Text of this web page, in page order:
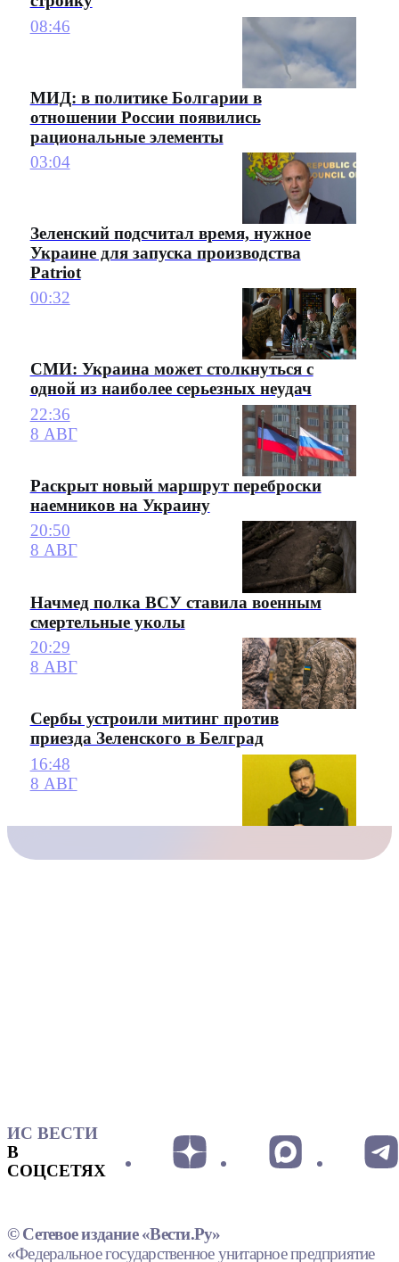
08:46
МИД: в политике Болгарии в
отношении России появились
рациональные элементы
03:04
Зеленский подсчитал время, нужное
Украине для запуска производства
Patriot
00:32
СМИ: Украина может столкнуться с
одной из наиболее серьезных неудач
22:36
8 АВГ
Раскрыт новый маршрут переброски
наемников на Украину
20:50
8 АВГ
Начмед полка ВСУ ставила военным
смертельные уколы
20:29
8 АВГ
Сербы устроили митинг против
приезда Зеленского в Белград
16:48
8 АВГ
ИС ВЕСТИ
В
СОЦСЕТЯХ
© Сетевое издание «Вести.Ру»
«Федеральное государственное унитарное предприятие